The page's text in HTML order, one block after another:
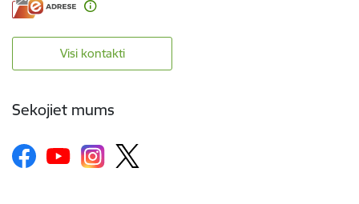
Visi kontakti
Sekojiet mums